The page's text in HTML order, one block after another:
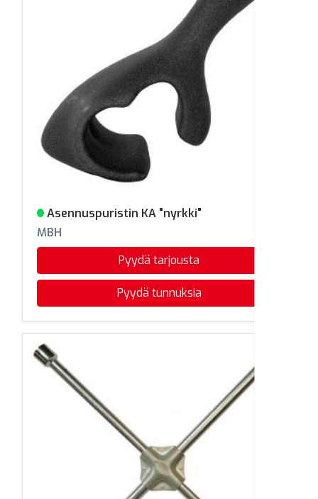
Varastossa
Asennuspuristin KA "nyrkki"
MBH
Pyydä tarjousta
Pyydä tunnuksia